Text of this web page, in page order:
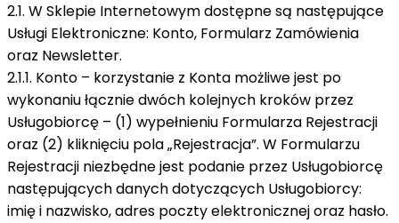
2.1. W Sklepie Internetowym dostępne są następujące
Usługi Elektroniczne: Konto, Formularz Zamówienia
oraz Newsletter.
2.1.1. Konto – korzystanie z Konta możliwe jest po
wykonaniu łącznie dwóch kolejnych kroków przez
Usługobiorcę – (1) wypełnieniu Formularza Rejestracji
oraz (2) kliknięciu pola „Rejestracja”. W Formularzu
Rejestracji niezbędne jest podanie przez Usługobiorcę
następujących danych dotyczących Usługobiorcy:
imię i nazwisko, adres poczty elektronicznej oraz hasło.